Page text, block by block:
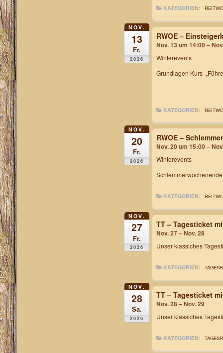
KATEGORIEN:
NOV.
13
Fr.
2026
RWOE –
Nov. 13 um 14:00 –
Winterevents
Grundlagen Kurs
KATEGORIEN:
NOV.
20
Fr.
2026
RWOE –
Nov. 20 um 15:00 –
Winterevents
KATEGORIEN:
NOV.
27
Fr.
2026
TT – Tagesticket
Nov. 27 – Nov. 28
Unser klassiches
KATEGORIEN:
NOV.
28
Sa.
2026
TT – Tagesticket
Nov. 28 – Nov. 29
Unser klassiches
KATEGORIEN: